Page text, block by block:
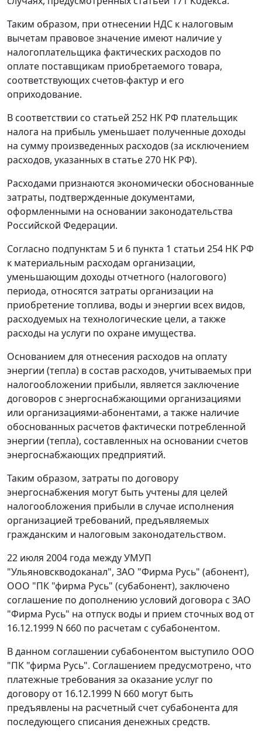
Таким образом, при отнесении НДС к налоговым
вычетам правовое значение имеют наличие у
налогоплательщика фактических расходов по
оплате поставщикам приобретаемого товара,
соответствующих счетов-фактур и его
оприходование.
В соответствии со статьей 252 НК РФ плательщик
налога на прибыль уменьшает полученные доходы
на сумму произведенных расходов (за исключением
расходов, указанных в статье 270 НК РФ).
Расходами признаются экономически обоснованные
затраты, подтвержденные документами,
оформленными на основании законодательства
Российской Федерации.
Согласно подпунктам 5 и 6 пункта 1 статьи 254 НК РФ
к материальным расходам организации,
уменьшающим доходы отчетного (налогового)
периода, относятся затраты организации на
приобретение топлива, воды и энергии всех видов,
расходуемых на технологические цели, а также
расходы на услуги по охране имущества.
Основанием для отнесения расходов на оплату
энергии (тепла) в состав расходов, учитываемых при
налогообложении прибыли, является заключение
договоров с энергоснабжающими организациями
или организациями-абонентами, а также наличие
обоснованных расчетов фактически потребленной
энергии (тепла), составленных на основании счетов
энергоснабжающих предприятий.
Таким образом, затраты по договору
энергоснабжения могут быть учтены для целей
налогообложения прибыли в случае исполнения
организацией требований, предъявляемых
гражданским и налоговым законодательством.
22 июля 2004 года между УМУП
"Ульяновскводоканал", ЗАО "Фирма Русь" (абонент),
ООО "ПК "фирма Русь" (субабонент), заключено
соглашение по дополнению условий договора с ЗАО
"Фирма Русь" на отпуск воды и прием сточных вод от
16.12.1999 N 660 по расчетам с субабонентом.
В данном соглашении субабонентом выступило ООО
"ПК "фирма Русь". Соглашением предусмотрено, что
платежные требования за оказание услуг по
договору от 16.12.1999 N 660 могут быть
предъявлены на расчетный счет субабонента для
последующего списания денежных средств.